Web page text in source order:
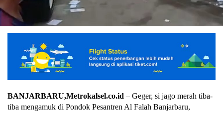
BANJARBARU,Metrokalsel.co.id – Geger, si jago merah tiba-
tiba mengamuk di Pondok Pesantren Al Falah Banjarbaru,